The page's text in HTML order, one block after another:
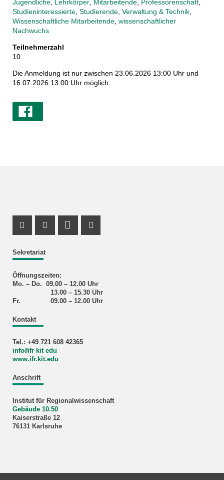
Jugendliche, Lehrkörper, Mitarbeitende, Professorenschaft,
Studieninteressierte, Studierende, Verwaltung & Technik,
Wissenschaftliche Mitarbeitende, wissenschaftlicher
Nachwuchs
Teilnehmerzahl
10
Die Anmeldung ist nur zwischen 23.06.2026 13:00 Uhr und
16.07.2026 13:00 Uhr möglich.
Sekretariat
Öffnungszeiten:
Mo. – Do. 09.00 – 12.00 Uhr
13.00 – 15.30 Uhr
Fr. 09.00 – 12.00 Uhr
Kontakt
Tel.: +49 721 608 42365
info∂ifr kit edu
www.ifr.kit.edu
Anschrift
Institut für Regionalwissenschaft
Gebäude 10.50
Kaiserstraße 12
76131 Karlsruhe
Facebook Profil
Instagram Profil
LinkedIn Profil
X Kanal (Twitter)